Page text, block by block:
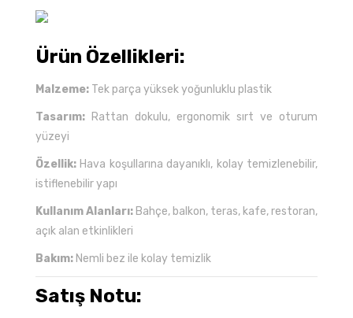
Ürün Özellikleri:
Malzeme: Tek parça yüksek yoğunluklu plastik
Tasarım: Rattan dokulu, ergonomik sırt ve oturum
yüzeyi
Özellik: Hava koşullarına dayanıklı, kolay temizlenebilir,
istiflenebilir yapı
Kullanım Alanları: Bahçe, balkon, teras, kafe, restoran,
açık alan etkinlikleri
Bakım: Nemli bez ile kolay temizlik
Satış Notu: